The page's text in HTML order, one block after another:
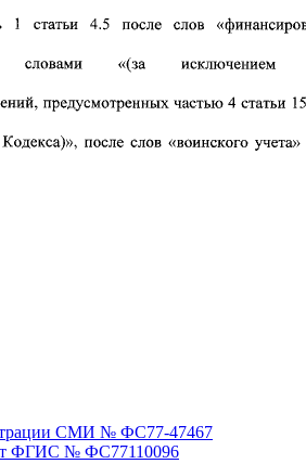
СМИ № ФС77-47467
ФГИС № ФС77110096